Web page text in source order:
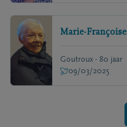
Marie-Françoise
Goutroux - 80 jaar
09/03/2025